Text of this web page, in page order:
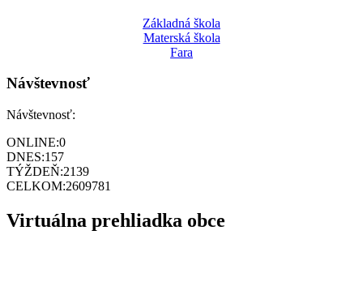
Základná škola
Materská škola
Fara
Návštevnosť
Návštevnosť:
ONLINE:0
DNES:157
TÝŽDEŇ:2139
CELKOM:2609781
Virtuálna prehliadka obce